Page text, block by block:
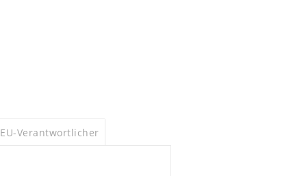
EU-Verantwortlicher